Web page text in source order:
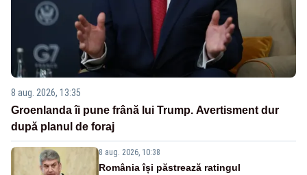
8 aug. 2026, 13:35
Groenlanda îi pune frână lui Trump. Avertisment dur
după planul de foraj
8 aug. 2026, 10:38
România își păstrează ratingul